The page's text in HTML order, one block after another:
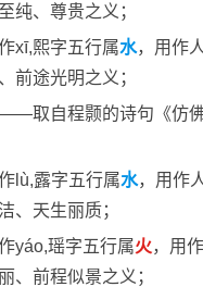
纯、尊贵之义；
xī,熙字五行属水，用作
前途光明之义；
取自程颢的诗句《仿
lù,露字五行属水，用作
、天生丽质；
yáo,瑶字五行属火，用
、前程似景之义；